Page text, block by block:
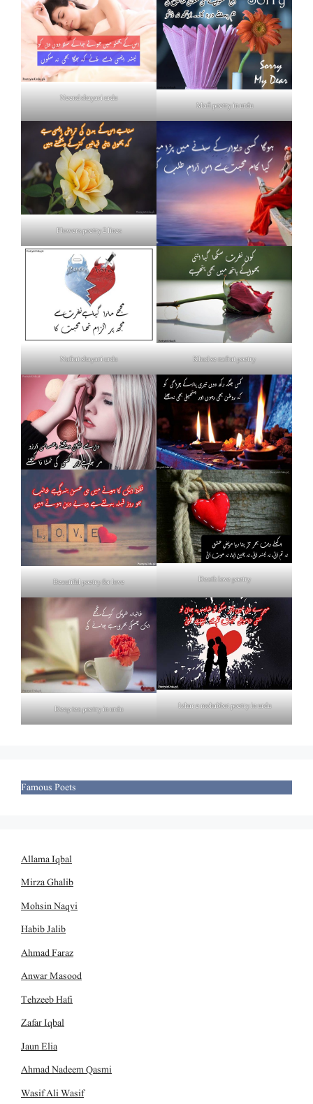
Neend shayari urdu
Mafi poetry in urdu
Flowers poetry 2 lines
Nafrat shayari urdu Khud se nafrat poetry
Beautiful poetry for love Death love poetry
Deep tea poetry in urdu Izhar e mohabbat poetry in urdu
Famous Poets
Allama Iqbal
Mirza Ghalib
Mohsin Naqvi
Habib Jalib
Ahmad Faraz
Anwar Masood
Tehzeeb Hafi
Zafar Iqbal
Jaun Elia
Ahmad Nadeem Qasmi
Wasif Ali Wasif